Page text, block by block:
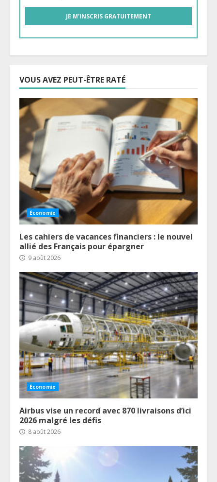
VOUS AVEZ PEUT-ÊTRE RATÉ
Économie
Les cahiers de vacances financiers : le nouvel
allié des Français pour épargner
9 août 2026
Économie
Airbus vise un record avec 870 livraisons d’ici
2026 malgré les défis
8 août 2026